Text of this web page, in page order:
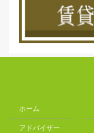
ホーム
アドバイザー